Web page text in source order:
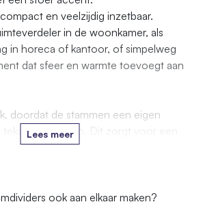
en veelzijdig inzetbaar.
in de woonkamer, als
in horeca of kantoor, of simpelweg
dat sfeer en warmte toevoegt aan
doordat de stammen een eigen
tekening hebben. Dit zorgt voor een
uitstraling.
Lees meer
ook aan elkaar maken?